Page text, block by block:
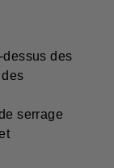
des
serrage